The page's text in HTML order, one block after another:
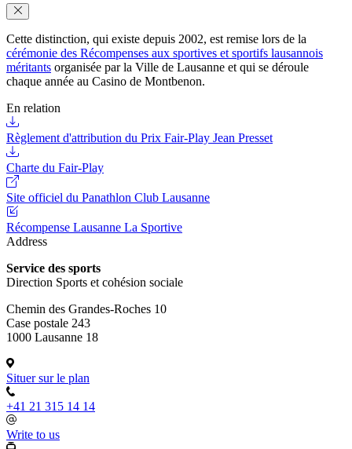
Cette distinction, qui existe depuis 2002, est remise lors de la
cérémonie des Récompenses aux sportives et sportifs lausannois
méritants organisée par la Ville de Lausanne et qui se déroule
chaque année au Casino de Montbenon.
En relation
Règlement d'attribution du Prix Fair-Play Jean Presset
Charte du Fair-Play
Site officiel du Panathlon Club Lausanne
Récompense Lausanne La Sportive
Address
Service des sports
Direction Sports et cohésion sociale
Chemin des Grandes-Roches 10
Case postale 243
1000 Lausanne 18
Situer sur le plan
+41 21 315 14 14
Write to us